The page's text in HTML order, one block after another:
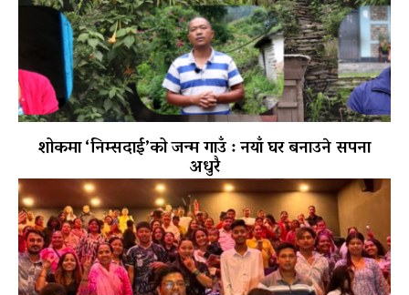
शोकमा ‘निम्सदाई’को जन्म गाउँ : नयाँ घर बनाउने सपना
अधुरै